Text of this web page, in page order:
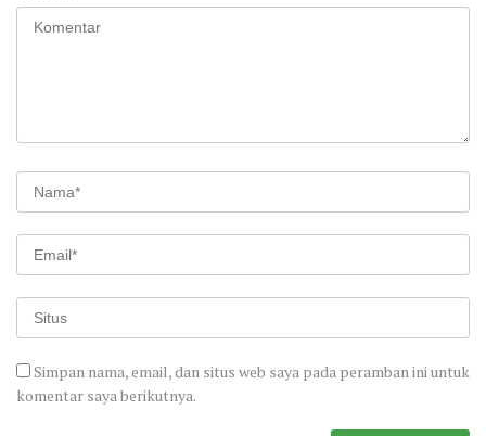
Simpan nama, email, dan situs web saya pada peramban ini untuk
komentar saya berikutnya.